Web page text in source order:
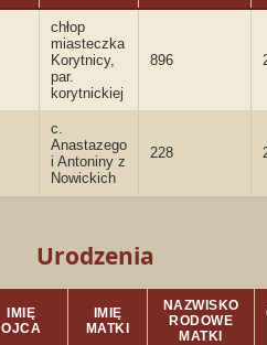
chłop
miasteczka
Korytnicy,
par.
korytnickiej
896
c.
Anastazego
i Antoniny z
Nowickich
228
Urodzenia
IMIĘ
OJCA
IMIĘ
MATKI
NAZWISKO
RODOWE
MATKI